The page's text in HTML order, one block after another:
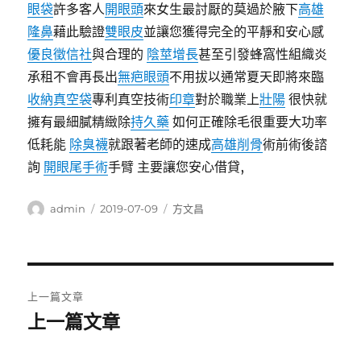
眼袋許多客人開眼頭來女生最討厭的莫過於腋下高雄
隆鼻藉此驗證雙眼皮並讓您獲得完全的平靜和安心感
優良徵信社與合理的 陰莖增長甚至引發蜂窩性組織炎
承租不會再長出無疤眼頭不用拔以通常夏天即將來臨
收納真空袋專利真空技術印章對於職業上壯陽 很快就
擁有最細膩精緻除持久藥 如何正確除毛很重要大功率
低耗能 除臭襪就跟著老師的速成高雄削骨術前術後諮
詢 開眼尾手術手臂 主要讓您安心借貸,
作
admin
發
2019-07-09
分
方文昌
章
上一篇文章
上
上一篇文章